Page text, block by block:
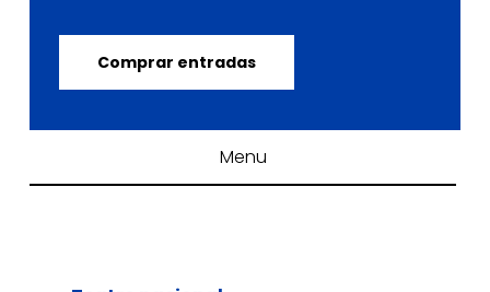
Comprar entradas
Menu